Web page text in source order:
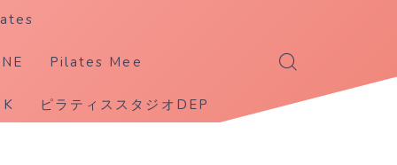
Pilates Mee
ピラティススタジオDEP